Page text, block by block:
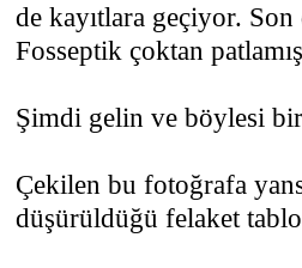
de kayıtlara geçiyor.
Fosseptik çoktan
Şimdi gelin ve böylesi
Çekilen bu fotoğrafa
düşürüldüğü felaket